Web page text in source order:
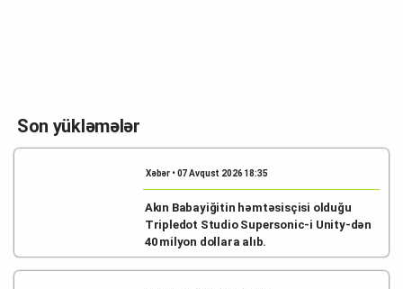
Son yükləmələr
Xəbər • 07 Avqust 2026 18:35
Akın Babayiğitin həmtəsisçisi olduğu
Tripledot Studio Supersonic-i Unity-dən
40 milyon dollara alıb.